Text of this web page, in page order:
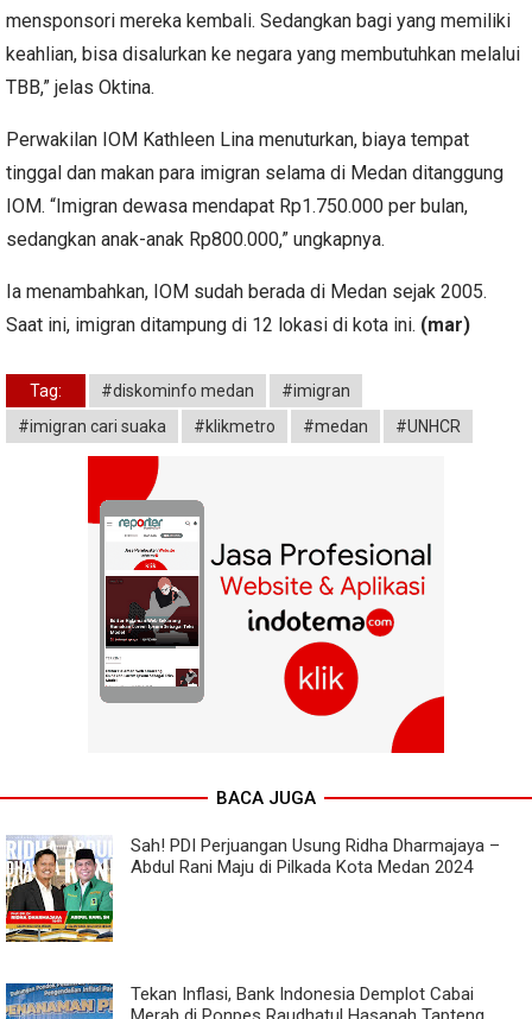
mensponsori mereka kembali. Sedangkan bagi yang memiliki
keahlian, bisa disalurkan ke negara yang membutuhkan melalui
TBB,” jelas Oktina.
Perwakilan IOM Kathleen Lina menuturkan, biaya tempat
tinggal dan makan para imigran selama di Medan ditanggung
IOM. “Imigran dewasa mendapat Rp1.750.000 per bulan,
sedangkan anak-anak Rp800.000,” ungkapnya.
Ia menambahkan, IOM sudah berada di Medan sejak 2005.
Saat ini, imigran ditampung di 12 lokasi di kota ini. (mar)
Tag: #diskominfo medan
#imigran
#imigran cari suaka
#klikmetro #medan #UNHCR
BACA JUGA
Sah! PDI Perjuangan Usung Ridha Dharmajaya –
Abdul Rani Maju di Pilkada Kota Medan 2024
Tekan Inflasi, Bank Indonesia Demplot Cabai